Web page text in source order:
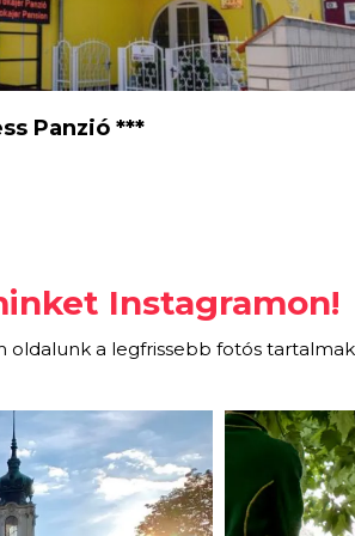
Panzió ***
Instagramon!
oldalunk a legfrissebb fotós